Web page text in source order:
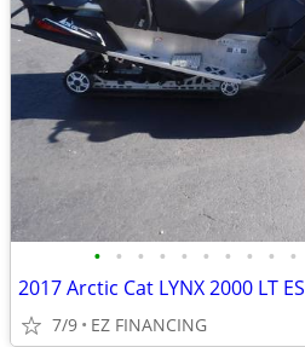
• • • • • • • • • •
2017 Arctic Cat LYNX 2000 LT ES
7/9 EZ FINANCING